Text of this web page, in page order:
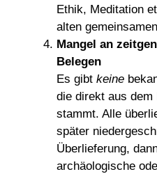
Ethik, Meditation
alten
Mangel an
Belegen
Es gibt keine
die direkt aus dem
stammt. Alle
später
Überlieferung,
archäologische